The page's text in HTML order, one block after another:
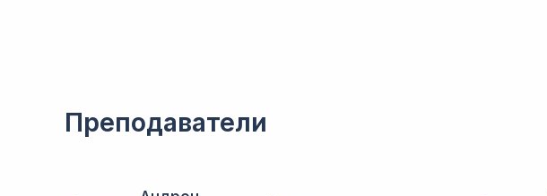
Преподаватели